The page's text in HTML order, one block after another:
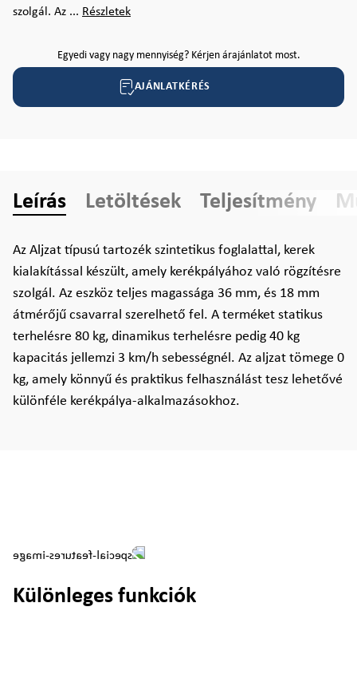
szolgál. Az ... Részletek
Egyedi vagy nagy mennyiség? Kérjen árajánlatot most.
AJÁNLATKÉRÉS
Leírás Letöltések Teljesítmény
Az Aljzat típusú tartozék szintetikus foglalattal, kerek
kialakítással készült, amely kerékpályához való rögzítésre
szolgál. Az eszköz teljes magassága 36 mm, és 18 mm
átmérőjű csavarral szerelhető fel. A terméket statikus
terhelésre 80 kg, dinamikus terhelésre pedig 40 kg
kapacitás jellemzi 3 km/h sebességnél. Az aljzat tömege 0
kg, amely könnyű és praktikus felhasználást tesz lehetővé
különféle kerékpálya-alkalmazásokhoz.
Különleges funkciók